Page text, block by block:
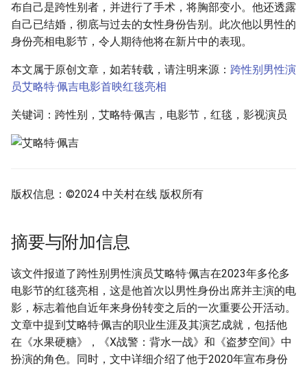
c
h
布自己是跨性别者，并进行了手术，将胸部变小。他还透露
自己已结婚，彻底与过去的女性身份告别。此次他以男性的
身份亮相电影节，令人期待他将在新片中的表现。
本文属于原创文章，如若转载，请注明来源： 跨性别男性演
员艾略特·佩吉电影首映红毯亮相
关键词：跨性别，艾略特·佩吉，电影节，红毯，影视演员
版权信息：©2024 中关村在线 版权所有
摘要与附加信息
该文件报道了跨性别男性演员艾略特·佩吉在2023年多伦多
电影节的红毯亮相，这是他首次以男性身份出席并主演的电
影，标志着他自近年来身份转变之后的一次重要公开活动。
文章中提到艾略特·佩吉的职业生涯及其演艺成就，包括他
在《水果硬糖》，《X战警：背水一战》和《盗梦空间》中
扮演的角色。同时，文中详细介绍了他于2020年宣布身份